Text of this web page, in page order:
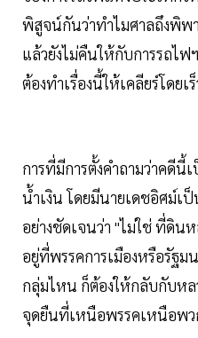
พิสูจน์กันว่าทำไมศาลถึงพิพ
แล้วยังไม่คืนให้กับการรถไ
ต้องทำเรื่องนี้ให้เคลียร์โดยเ
การที่มีการตั้งคำถามว่าคดีนี้
น้ำเงิน โดยมีนายเดชอิศม์เ
อย่างชัดเจนว่า "ไม่ใช่ ที่ดิน
อยู่ที่พรรคการเมืองหรือรัฐ
กลุ่มไหน ก็ต้องให้กลับกับหล
จุดยืนที่เหนือพรรคเหนือพว